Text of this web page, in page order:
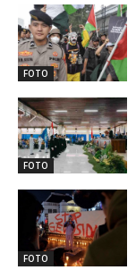
FOTO
FOTO
FOTO